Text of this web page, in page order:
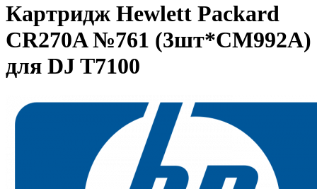
Картридж Hewlett Packard
CR270A №761 (3шт*CM992A)
для DJ T7100